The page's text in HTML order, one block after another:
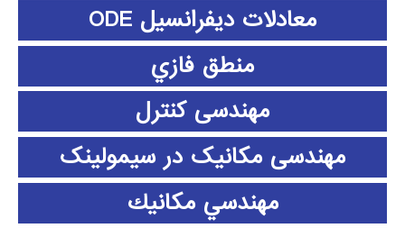
معادلات دیفرانسیل ODE
منطق فازي
مهندسی کنترل
مهندسی مکانیک در سیمولینک
مهندسي مكانيك